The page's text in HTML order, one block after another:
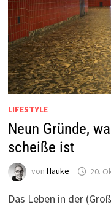
LIFESTYLE
Neun Gründe,
scheiße ist
von Hauke 20.
Das Leben in der